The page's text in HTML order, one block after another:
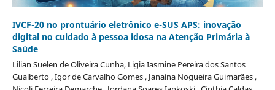
IVCF-20 no prontuário eletrônico e-SUS APS: inovação
digital no cuidado à pessoa idosa na Atenção Primária à
Saúde
Lilian Suelen de Oliveira Cunha, Ligia Iasmine Pereira dos Santos
Gualberto , Igor de Carvalho Gomes , Janaína Nogueira Guimarães ,